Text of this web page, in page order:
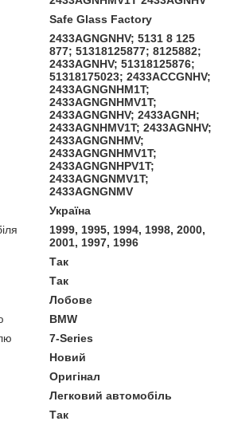
Safe Glass Factory
2433AGNGNHV; 5131 8 125
877; 51318125877; 8125882;
2433AGNHV; 51318125876;
51318175023; 2433ACCGNHV;
2433AGNGNHM1T;
2433AGNGNHMV1T;
2433AGNGNHV; 2433AGNH;
2433AGNHMV1T; 2433AGNHV;
2433AGNGNHMV;
2433AGNGNHMV1T;
2433AGNGNHPV1T;
2433AGNGNMV1T;
2433AGNGNMV
Україна
1999, 1995, 1994, 1998, 2000,
2001, 1997, 1996
Так
Так
Лобове
BMW
7-Series
Новий
Оригінал
Легковий автомобіль
Так